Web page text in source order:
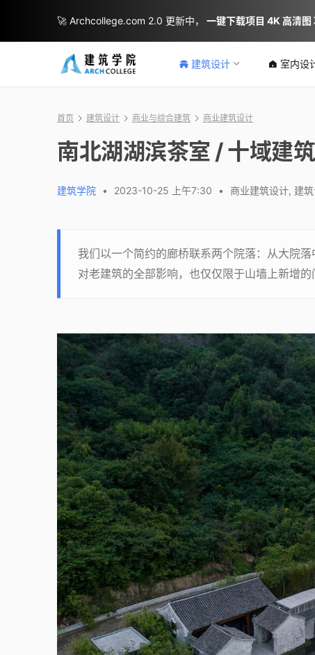
建筑设计 室内设
首页 建筑设计 商业与综合建筑 商业建筑设计
南北湖湖滨茶室 / 十域建筑
建筑学院 • 2023-10-25 上午7:30 • 商业建筑设计, 建
我们以一个简约的廊桥联系两个院落：从大院
对老建筑的全部影响，也仅仅限于山墙上新增
🚀 Archcollege.com 2.0 更新中， 一键下载项目 4K 高清图